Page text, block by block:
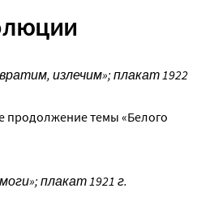
излечим»; плакат 1922
продолжение темы «Белого
плакат 1921 г.